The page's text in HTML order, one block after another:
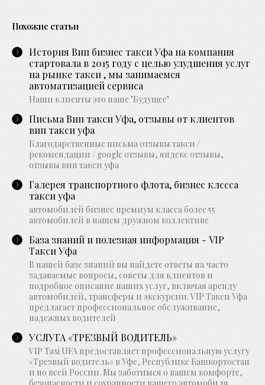
Похожие статьи
История Вип бизнес такси Уфа на компания
стартовала в 2015 году с целью улудшения услуг
на рынке такси , мы занимаемся
автоматизацией сервиса
Наши клиенты это наше "Будущее"
Письма Вип такси Уфа, отзывы от клиентов
вип такси уфа
Благодарственные письма отзывы такси /
рекомендации / google отзывы, яндекс отзывы,
отзывы вип такси уфа
Галерея транспортного флота, бизнес клссса
такси уфа
автомобилей бизнес премиум класса более 55
автомобилей в нашем дружном коллективе
База знаний и полезная информация - VIP
Такси Уфа
В нашей базе знаний вы найдете ответы на часто
задаваемые вопросы, советы для клиентов и
подробное описание наших услуг, включая аренду
автомобилей, трансферы и экскурсии. VIP Такси Уфа
предлагает профессиональное обслуживание,
надежных водителей
УСЛУГА «ТРЕЗВЫЙ ВОДИТЕЛЬ»
VIP Taxi UFA предоставляет профессиональную услугу
«Трезвый водитель» в Уфе, Республике Башкортостан
и по всей России. Мы заботимся о вашем комфорте,